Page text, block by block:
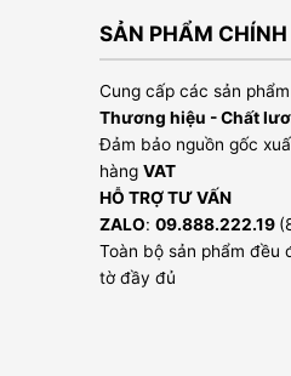
SẢN PHẨM
Cung cấp các sản phẩm
Thương hiệu - Chất
Đảm bảo nguồn gốc
hàng VAT
HỖ TRỢ TƯ VẤN
ZALO: 09.888.222.19
Toàn bộ sản phẩm đều
tờ đầy đủ